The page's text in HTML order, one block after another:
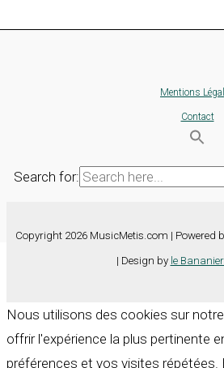
Mentions
Contact
Search for:
Copyright 2026 MusicMetis.com | Powered
| Design by le
Nous utilisons des cookies sur
offrir l'expérience la plus pertinente
préférences et vos visites répétées.